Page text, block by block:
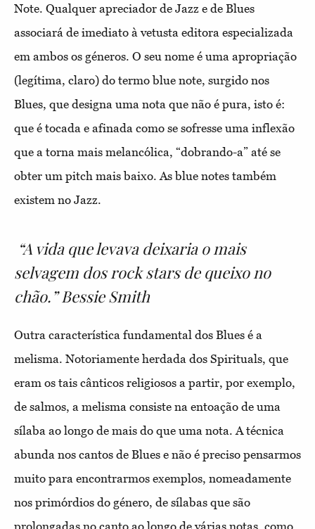
Note. Qualquer apreciador de Jazz e de Blues
associará de imediato à vetusta editora especializada
em ambos os géneros. O seu nome é uma apropriação
(legítima, claro) do termo blue note, surgido nos
Blues, que designa uma nota que não é pura, isto é:
que é tocada e afinada como se sofresse uma inflexão
que a torna mais melancólica, “dobrando-a” até se
obter um pitch mais baixo. As blue notes também
existem no Jazz.
“A vida que levava deixaria o mais
selvagem dos rock stars de queixo no
chão.” Bessie Smith
Outra característica fundamental dos Blues é a
melisma. Notoriamente herdada dos Spirituals, que
eram os tais cânticos religiosos a partir, por exemplo,
de salmos, a melisma consiste na entoação de uma
sílaba ao longo de mais do que uma nota. A técnica
abunda nos cantos de Blues e não é preciso pensarmos
muito para encontrarmos exemplos, nomeadamente
nos primórdios do género, de sílabas que são
prolongadas no canto ao longo de várias notas, como